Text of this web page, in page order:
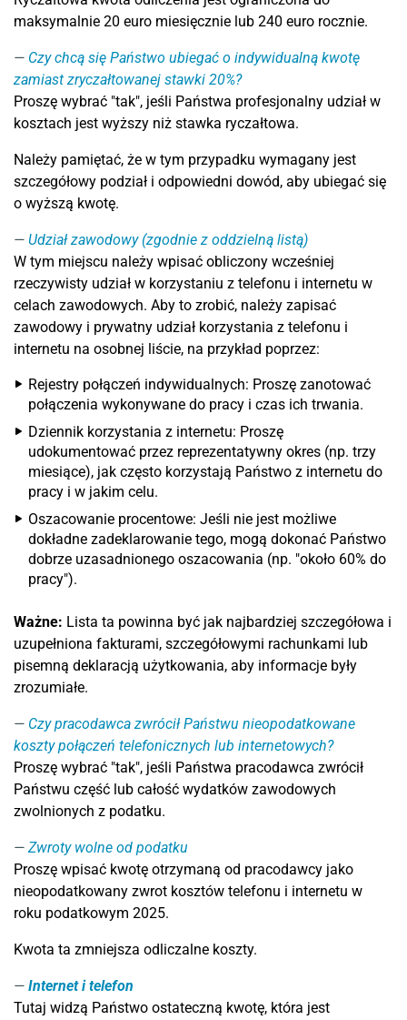
maksymalnie 20 euro miesięcznie lub 240 euro rocznie.
Czy chcą się Państwo ubiegać o indywidualną kwotę
zamiast zryczałtowanej stawki 20%?
Proszę wybrać "tak", jeśli Państwa profesjonalny udział w
kosztach jest wyższy niż stawka ryczałtowa.
Należy pamiętać, że w tym przypadku wymagany jest
szczegółowy podział i odpowiedni dowód, aby ubiegać się
o wyższą kwotę.
Udział zawodowy (zgodnie z oddzielną listą)
W tym miejscu należy wpisać obliczony wcześniej
rzeczywisty udział w korzystaniu z telefonu i internetu w
celach zawodowych. Aby to zrobić, należy zapisać
zawodowy i prywatny udział korzystania z telefonu i
internetu na osobnej liście, na przykład poprzez:
Rejestry połączeń indywidualnych: Proszę zanotować
połączenia wykonywane do pracy i czas ich trwania.
Dziennik korzystania z internetu: Proszę
udokumentować przez reprezentatywny okres (np. trzy
miesiące), jak często korzystają Państwo z internetu do
pracy i w jakim celu.
Oszacowanie procentowe: Jeśli nie jest możliwe
dokładne zadeklarowanie tego, mogą dokonać Państwo
dobrze uzasadnionego oszacowania (np. "około 60% do
pracy").
Ważne: Lista ta powinna być jak najbardziej szczegółowa i
uzupełniona fakturami, szczegółowymi rachunkami lub
pisemną deklaracją użytkowania, aby informacje były
zrozumiałe.
Czy pracodawca zwrócił Państwu nieopodatkowane
koszty połączeń telefonicznych lub internetowych?
Proszę wybrać "tak", jeśli Państwa pracodawca zwrócił
Państwu część lub całość wydatków zawodowych
zwolnionych z podatku.
Zwroty wolne od podatku
Proszę wpisać kwotę otrzymaną od pracodawcy jako
nieopodatkowany zwrot kosztów telefonu i internetu w
roku podatkowym 2025.
Kwota ta zmniejsza odliczalne koszty.
Internet i telefon
Tutaj widzą Państwo ostateczną kwotę, która jest